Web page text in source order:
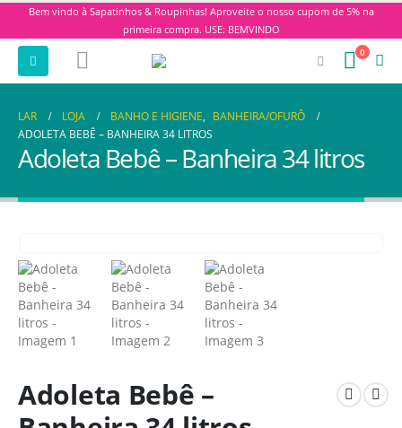
Bem vindo à Sapatinhos & Roupinhas! Aproveite o nosso cupom de 5% na
primeira compra. USE: BEMVINDO
0
LAR LOJA BANHO E HIGIENE, BANHEIRA/OFURÔ
ADOLETA BEBÊ – BANHEIRA 34 LITROS
Adoleta Bebê – Banheira 34 litros
Adoleta Bebê –